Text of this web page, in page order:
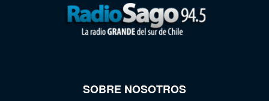
SOBRE NOSOTROS